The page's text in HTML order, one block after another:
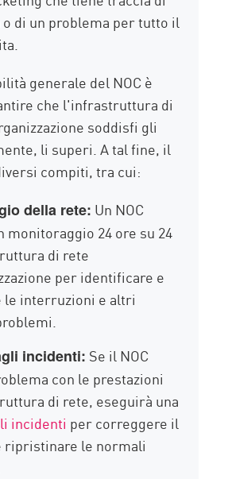
di un problema per tutto il
generale del NOC è
che l'infrastruttura di
soddisfi gli
li superi. A tal fine, il
compiti, tra cui:
della rete: Un NOC
monitoraggio 24 ore su 24
di rete
per identificare e
le interruzioni e altri
incidenti: Se il NOC
con le prestazioni
di rete, eseguirà una
incidenti per correggere il
ripristinare le normali